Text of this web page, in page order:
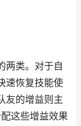
两类。对于自
速恢复技能使
友的增益则主
这些增益效果